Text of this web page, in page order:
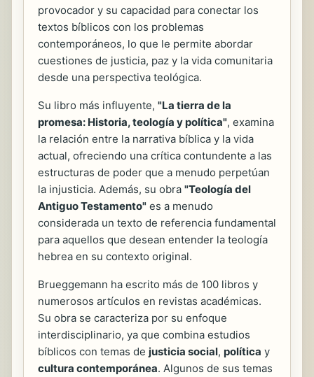
provocador y su capacidad para conectar los
textos bíblicos con los problemas
contemporáneos, lo que le permite abordar
cuestiones de justicia, paz y la vida comunitaria
desde una perspectiva teológica.
Su libro más influyente, "La tierra de la
promesa: Historia, teología y política", examina
la relación entre la narrativa bíblica y la vida
actual, ofreciendo una crítica contundente a las
estructuras de poder que a menudo perpetúan
la injusticia. Además, su obra "Teología del
Antiguo Testamento" es a menudo
considerada un texto de referencia fundamental
para aquellos que desean entender la teología
hebrea en su contexto original.
Brueggemann ha escrito más de 100 libros y
numerosos artículos en revistas académicas.
Su obra se caracteriza por su enfoque
interdisciplinario, ya que combina estudios
bíblicos con temas de justicia social, política y
cultura contemporánea. Algunos de sus temas